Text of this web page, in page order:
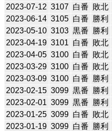
2023-07-12 3107 白番 敗北
2023-06-14 3105 白番 勝利
2023-05-10 3103 黒番 勝利
2023-04-19 3101 白番 敗北
2023-04-05 3100 白番 敗北
2023-03-29 3100 白番 敗北
2023-03-09 3100 白番 勝利
2023-02-15 3099 黒番 勝利
2023-02-01 3099 黒番 勝利
2023-01-25 3099 白番 敗北
2023-01-19 3099 白番 勝利